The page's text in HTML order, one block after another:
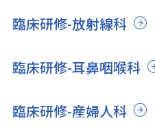
臨床研修-放射線科
臨床研修-耳鼻咽喉科
臨床研修-産婦人科